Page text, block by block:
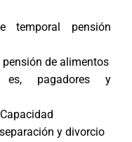
temporal pensión
de alimentos
es, pagadores y
y divorcio